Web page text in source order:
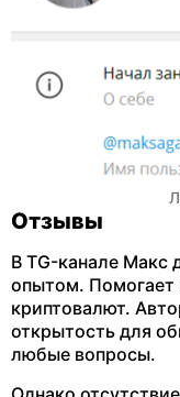
Отзывы
В TG-канале Макс
опытом. Помогает
криптовалют.
открытость для
любые вопросы.